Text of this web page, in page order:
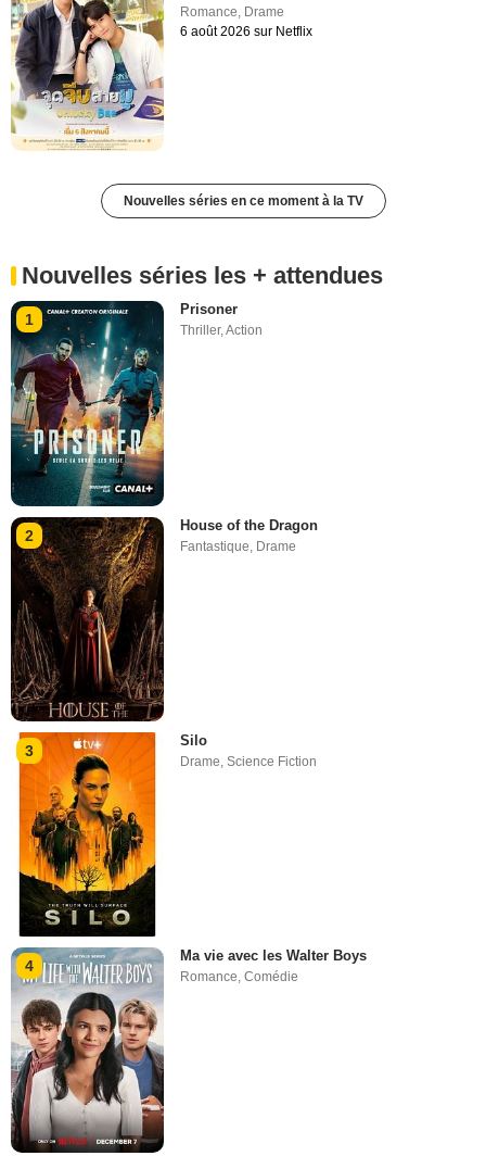
Romance, Drame
6 août 2026 sur Netflix
Nouvelles séries en ce moment à la TV
Nouvelles séries les + attendues
1
Prisoner
Thriller,Action
2
House of the Dragon
Fantastique Drame
3
Silo
Drame,Science Fiction
4
Ma vie avec les Walter Boys
Romance,Comédie